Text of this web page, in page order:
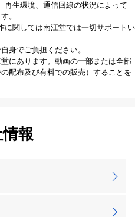
再生環境、通信回線の状況によって
。
に関しては南江堂では一切サポートい
身でご負担ください。
にあります。動画の一部または全部
配布及び有料での販売）することを
報